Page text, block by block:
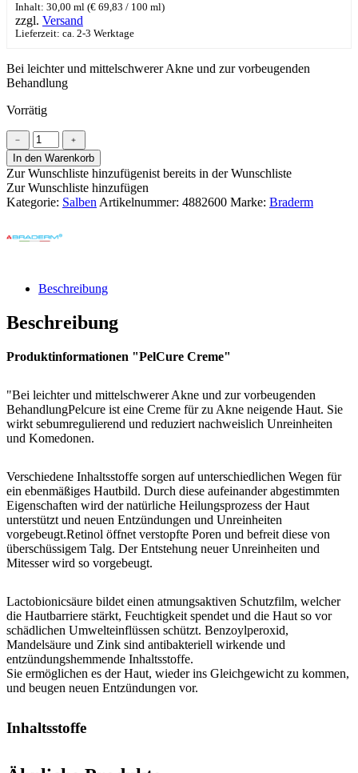
Inhalt: 30,00 ml (€ 69,83 / 100 ml)
zzgl. Versand
Lieferzeit: ca. 2-3 Werktage
Bei leichter und mittelschwerer Akne und zur vorbeugenden
Behandlung
Vorrätig
PelCure
Creme
Menge
﹣
﹢
In den Warenkorb
Zur Wunschliste hinzufügenist bereits in der Wunschliste
Zur Wunschliste hinzufügen
Kategorie: Salben Artikelnummer: 4882600 Marke: Braderm
Beschreibung
Beschreibung
Produktinformationen "PelCure Creme"
"Bei leichter und mittelschwerer Akne und zur vorbeugenden
BehandlungPelcure ist eine Creme für zu Akne neigende Haut. Sie
wirkt sebumregulierend und reduziert nachweislich Unreinheiten
und Komedonen.
Verschiedene Inhaltsstoffe sorgen auf unterschiedlichen Wegen für
ein ebenmäßiges Hautbild. Durch diese aufeinander abgestimmten
Eigenschaften wird der natürliche Heilungsprozess der Haut
unterstützt und neuen Entzündungen und Unreinheiten
vorgebeugt.Retinol öffnet verstopfte Poren und befreit diese von
überschüssigem Talg. Der Entstehung neuer Unreinheiten und
Mitesser wird so vorgebeugt.
Lactobionicsäure bildet einen atmungsaktiven Schutzfilm, welcher
die Hautbarriere stärkt, Feuchtigkeit spendet und die Haut so vor
schädlichen Umwelteinflüssen schützt. Benzoylperoxid,
Mandelsäure und Zink sind antibakteriell wirkende und
entzündungshemmende Inhaltsstoffe.
Sie ermöglichen es der Haut, wieder ins Gleichgewicht zu kommen,
und beugen neuen Entzündungen vor.
Inhaltsstoffe